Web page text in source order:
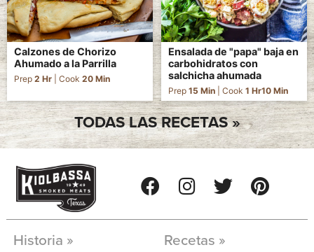
Calzones de Chorizo
Ahumado a la Parrilla
Prep 2 Hr| Cook 20 Min
Ensalada de "papa" baja en
carbohidratos con
salchicha ahumada
Prep 15 Min| Cook 1 Hr10 Min
TODAS LAS RECETAS »
Historia » Recetas »